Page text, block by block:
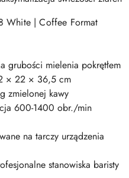
White | Coffee Format
grubości mielenia pokrętłem
× 22 × 36,5 cm
zmielonej kawy
600-1400 obr./min
na tarczy urządzenia
stanowiska baristy